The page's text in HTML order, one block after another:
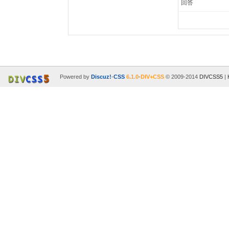
回答
Powered byDiscuz!-CSS 6.1.0-DIV+CSS © 2009-2014 DIVCSS5 |